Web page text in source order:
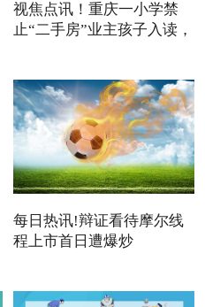
视焦点讯！重庆一小学禁
止“二手房”业主孩子入读，
每日热讯!辩证看待摩尔线
程上市首日遭爆炒